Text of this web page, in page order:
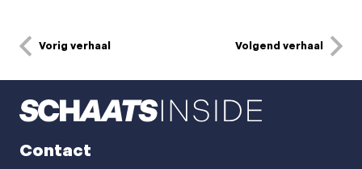
Vorig verhaal Volgend verhaal
Contact